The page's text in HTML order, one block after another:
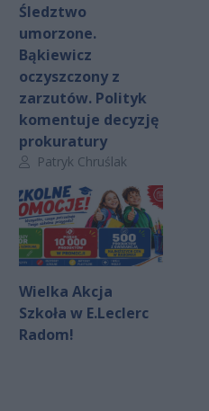
Śledztwo
umorzone.
Bąkiewicz
oczyszczony z
zarzutów. Polityk
komentuje decyzję
prokuratury
Autor artykułu:
Patryk Chruślak
Wielka Akcja
Szkoła w E.Leclerc
Radom!